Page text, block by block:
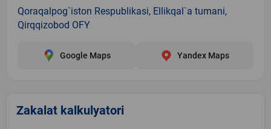
Qoraqalpog`iston Respublikasi, Ellikqal`a tumani,
Qirqqizobod OFY
Google Maps Yandex Maps
Zakalat kalkulyatori